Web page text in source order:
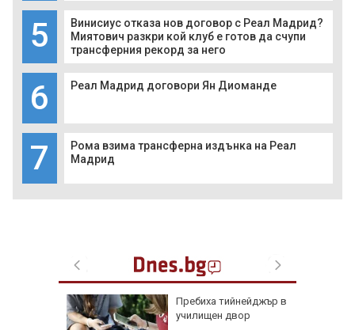
5
Винисиус отказа нов договор с Реал Мадрид?
Миятович разкри кой клуб е готов да счупи
трансферния рекорд за него
6 Реал Мадрид договори Ян Диоманде
7
Рома взима трансферна издънка на Реал
Мадрид
Пребиха тийнейджър в
училищен двор